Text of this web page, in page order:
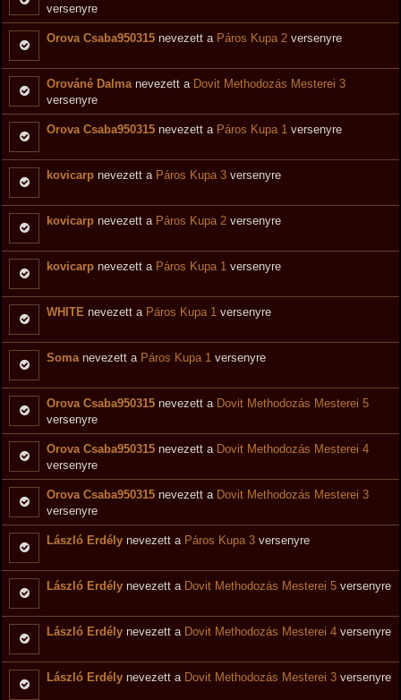
versenyre
Orova Csaba950315 nevezett a Páros Kupa 2 versenyre
Orováné Dalma nevezett a Dovit Methodozás Mesterei 3
versenyre
Orova Csaba950315 nevezett a Páros Kupa 1 versenyre
kovicarp nevezett a Páros Kupa 3 versenyre
kovicarp nevezett a Páros Kupa 2 versenyre
kovicarp nevezett a Páros Kupa 1 versenyre
WHITE nevezett a Páros Kupa 1 versenyre
Somanevezett a Páros Kupa 1 versenyre
Orova Csaba950315 nevezett a Dovit Methodozás Mesterei 5
versenyre
Orova Csaba950315 nevezett a Dovit Methodozás Mesterei 4
versenyre
Orova Csaba950315 nevezett a Dovit Methodozás Mesterei 3
versenyre
László Erdély nevezett a Páros Kupa 3 versenyre
László Erdély nevezett a Dovit Methodozás Mesterei 5 versenyre
László Erdély nevezett a Dovit Methodozás Mesterei 4 versenyre
László Erdély nevezett a Dovit Methodozás Mesterei 3 versenyre